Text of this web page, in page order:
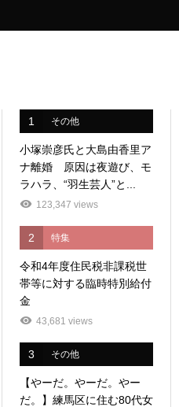
1 その他
小塚崇彦氏と大島由香里ア
ナ離婚 原因は夜遊び、モ
ラハラ、“羽生芸人”と...
123,347 views
2 特集
令和4年度住民税非課税世
帯等に対する臨時特別給付
金
43,681 views
3 その他
【やーだ。やーだ。やー
だ。】練馬区に住む80代女